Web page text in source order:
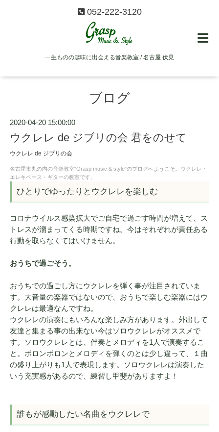
052-222-3120
一生ものの趣味に出会える音楽教室 / 名古屋 伏見
ブログ
2020-04-20 15:00:00
ウクレレ de ジブリの会 君をのせて
ウクレレ de ジブリの会
名古屋市丸の内の音楽教室"Grasp music & style"のブログへようこそ。ウクレレ・
エレキベース・ギターの教室です。
ひとりでゆったりとウクレレを楽しむ
コロナウイルス感染拡大でご自宅で過ごす時間が増えて、ス
トレスが溜まってくる時期ですね。今はそれぞれが責任ある
行動を取らなくてはいけません。
おうちで過ごそう。
おうちでの過ごし方にウクレレを弾く事が注目されていま
す。大音量の楽器ではないので、おうちで楽しむ楽器にはウ
クレレは最適なんですね。
ウクレレの演奏にもいろんな楽しみ方があります。外出して
友達と集まる事の出来ない今はソロウクレレがオススメで
す。ソロウクレレとは、伴奏とメロディを1人で演奏するこ
と。ポロンポロンとメロディを弾くのとは少し違って、１曲
の盛り上がりも1人で表現します。ソロウクレレは演奏した
いう充実感があるので、練習し甲斐がありますよ！
誰もが感動したい名曲をウクレレで